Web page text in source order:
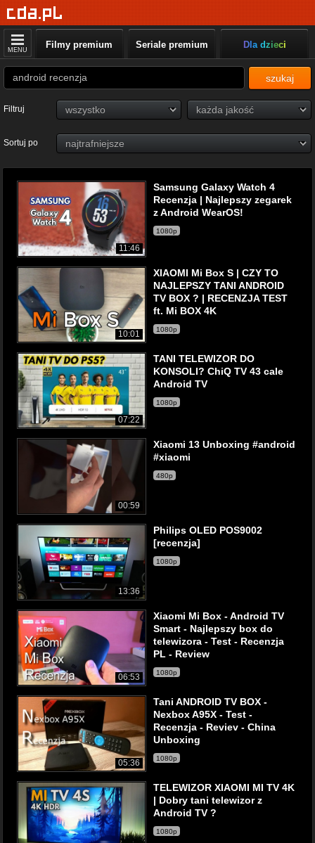
MENU Filmy premium Seriale premium Dla dzieci
szukaj
Filtruj
Sortuj po
11:46
Samsung Galaxy Watch 4
Recenzja | Najlepszy zegarek
z Android WearOS!
1080p
10:01
XIAOMI Mi Box S | CZY TO
NAJLEPSZY TANI ANDROID
TV BOX ? | RECENZJA TEST
ft. Mi BOX 4K
1080p
07:22
TANI TELEWIZOR DO
KONSOLI? ChiQ TV 43 cale
Android TV
1080p
00:59
Xiaomi 13 Unboxing #android
#xiaomi
480p
13:36
Philips OLED POS9002
[recenzja]
1080p
06:53
Xiaomi Mi Box - Android TV
Smart - Najlepszy box do
telewizora - Test - Recenzja
PL - Review
1080p
05:36
Tani ANDROID TV BOX -
Nexbox A95X - Test -
Recenzja - Reviev - China
Unboxing
1080p
TELEWIZOR XIAOMI MI TV 4K
| Dobry tani telewizor z
Android TV ?
1080p